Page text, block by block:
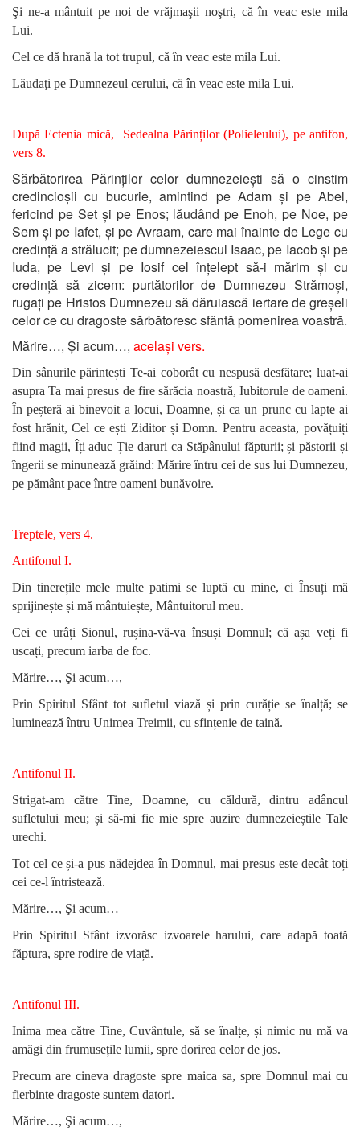
Şi ne-a mântuit pe noi de vrăjmaşii noştri, că în veac este mila
Lui.
Cel ce dă hrană la tot trupul, că în veac este mila Lui.
Lăudaţi pe Dumnezeul cerului, că în veac este mila Lui.
După Ectenia mică, Sedealna Părinților (Polieleului), pe antifon,
vers 8.
Sărbătorirea Părinților celor dumnezeiești să o cinstim
credincioșii cu bucurie, amintind pe Adam și pe Abel,
fericind pe Set și pe Enos; lăudând pe Enoh, pe Noe, pe
Sem și pe Iafet, și pe Avraam, care mai înainte de Lege cu
credință a strălucit; pe dumnezeiescul Isaac, pe Iacob și pe
Iuda, pe Levi și pe Iosif cel înțelept să-i mărim și cu
credință să zicem: purtătorilor de Dumnezeu Strămoși,
rugați pe Hristos Dumnezeu să dăruiască iertare de greșeli
celor ce cu dragoste sărbătoresc sfântă pomenirea voastră.
Mărire…, Și acum…, același vers.
Din sânurile părintești Te-ai coborât cu nespusă desfătare; luat-ai
asupra Ta mai presus de fire sărăcia noastră, Iubitorule de oameni.
În peșteră ai binevoit a locui, Doamne, și ca un prunc cu lapte ai
fost hrănit, Cel ce ești Ziditor și Domn. Pentru aceasta, povățuiți
fiind magii, Îți aduc Ție daruri ca Stăpânului făpturii; și păstorii și
îngerii se minunează grăind: Mărire întru cei de sus lui Dumnezeu,
pe pământ pace între oameni bunăvoire.
Treptele, vers 4.
Antifonul I.
Din tinerețile mele multe patimi se luptă cu mine, ci Însuți mă
sprijinește și mă mântuiește, Mântuitorul meu.
Cei ce urâți Sionul, rușina-vă-va însuși Domnul; că așa veți fi
uscați, precum iarba de foc.
Mărire…, Şi acum…,
Prin Spiritul Sfânt tot sufletul viază și prin curăție se înalță; se
luminează întru Unimea Treimii, cu sfințenie de taină.
Antifonul II.
Strigat-am către Tine, Doamne, cu căldură, dintru adâncul
sufletului meu; și să-mi fie mie spre auzire dumnezeieștile Tale
urechi.
Tot cel ce și-a pus nădejdea în Domnul, mai presus este decât toți
cei ce-l întristează.
Mărire…, Şi acum…
Prin Spiritul Sfânt izvorăsc izvoarele harului, care adapă toată
făptura, spre rodire de viață.
Antifonul III.
Inima mea către Tine, Cuvântule, să se înalțe, și nimic nu mă va
amăgi din frumusețile lumii, spre dorirea celor de jos.
Precum are cineva dragoste spre maica sa, spre Domnul mai cu
fierbinte dragoste suntem datori.
Mărire…, Şi acum…,